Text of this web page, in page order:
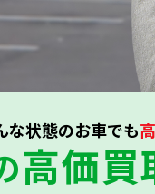
な状態のお車でも
高価買